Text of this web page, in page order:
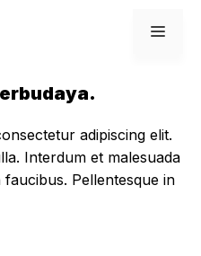
adipiscing elit.
Interdum et malesuada
Pellentesque in